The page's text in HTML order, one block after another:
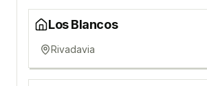
Los Blancos
Rivadavia